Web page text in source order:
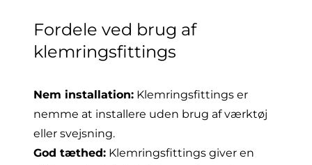
Fordele ved brug af
klemringsfittings
Nem installation: Klemringsfittings er
nemme at installere uden brug af værktøj
eller svejsning.
God tæthed: Klemringsfittings giver en